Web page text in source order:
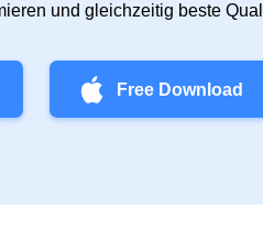
und gleichzeitig beste
Free Download